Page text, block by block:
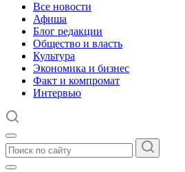
Все новости
Афиша
Блог редакции
Общество и власть
Культура
Экономика и бизнес
Факт и компромат
Интервью